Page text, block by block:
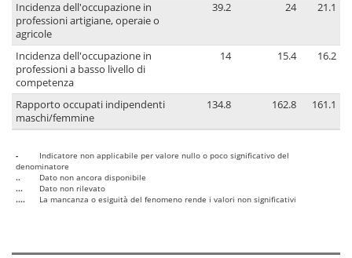
Incidenza dell'occupazione in
professioni artigiane, operaie o
agricole
39.2 24 21.1
Incidenza dell'occupazione in
professioni a basso livello di
competenza
14 15.4 16.2
Rapporto occupati indipendenti
maschi/femmine
134.8 162.8 161.1
-
Indicatore non applicabile per valore nullo o poco significativo del
denominatore
..
Dato non ancora disponibile
...
Dato non rilevato
....
La mancanza o esiguità del fenomeno rende i valori non significativi